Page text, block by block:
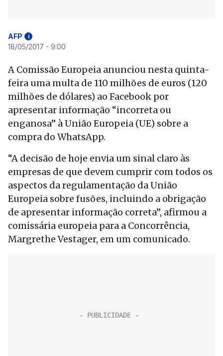
AFP i
18/05/2017 - 9:00
A Comissão Europeia anunciou nesta quinta-
feira uma multa de 110 milhões de euros (120
milhões de dólares) ao Facebook por
apresentar informação “incorreta ou
enganosa” à União Europeia (UE) sobre a
compra do WhatsApp.
“A decisão de hoje envia um sinal claro às
empresas de que devem cumprir com todos os
aspectos da regulamentação da União
Europeia sobre fusões, incluindo a obrigação
de apresentar informação correta”, afirmou a
comissária europeia para a Concorrência,
Margrethe Vestager, em um comunicado.